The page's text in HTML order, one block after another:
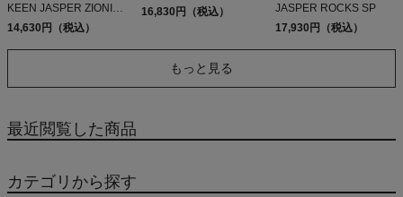
KEEN JASPER ZIONIC
アウトレット セール
14,630円（税込）
16,830円（税込）
JASPER ROCKS SP
17,930円（税込）
もっと見る
最近閲覧した商品
カテゴリから探す